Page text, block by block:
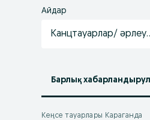
Айдар
Канцтауарлар/
Барлық
Кеңсе тауарлары Караганда